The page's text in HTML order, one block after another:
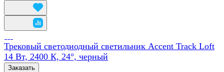
Трековый светодиодный светильник Accent Track Loft
14 Вт, 2400 К, 24°, черный
Заказать